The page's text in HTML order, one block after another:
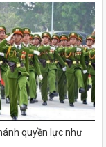
quyền lực như